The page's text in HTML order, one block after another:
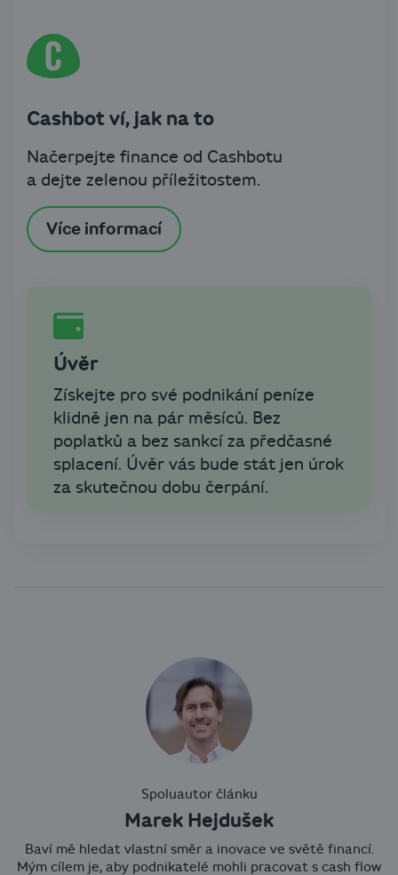
Cashbot ví, jak na to
Načerpejte finance od Cashbotu
a dejte zelenou příležitostem.
Více informací
Úvěr
Získejte pro své podnikání peníze
klidně jen na pár měsíců. Bez
poplatků a bez sankcí za předčasné
splacení. Úvěr vás bude stát jen úrok
za skutečnou dobu čerpání.
Spoluautor článku
Marek Hejdušek
Baví mě hledat vlastní směr a inovace ve světě financí.
Mým cílem je, aby podnikatelé mohli pracovat s cash flow